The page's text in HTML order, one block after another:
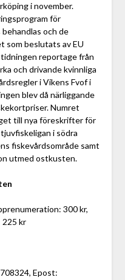
i november.
för
och de
som beslutats av EU
reportage från
och drivande kvinnliga
i Vikens Fvof i
blev då närliggande
Numret
till nya föreskrifter för
i södra
fiskevårdsområde samt
utmed ostkusten.
300 kr,
225 kr
Epost: